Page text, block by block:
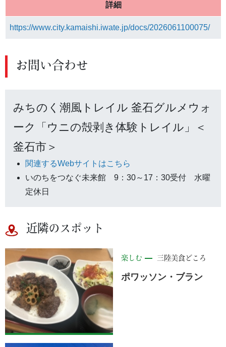
詳細
https://www.city.kamaishi.iwate.jp/docs/2026061100075/
お問い合わせ
みちのく潮風トレイル 釜石グルメウォ
ーク「ウニの殻剥き体験トレイル」＜
釜石市＞
関連するWebサイトはこちら
いのちをつなぐ未来館 9：30～17：30受付 水曜
定休日
近隣のスポット
楽しむ 三陸美食どころ
ポワッソン・ブラン